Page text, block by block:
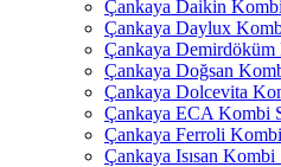
Çankaya Daikin
Çankaya Daylux
Çankaya
Çankaya Doğsan
Çankaya Dolcevita
Çankaya ECA Kombi
Çankaya Ferroli
Çankaya Isısan Kombi